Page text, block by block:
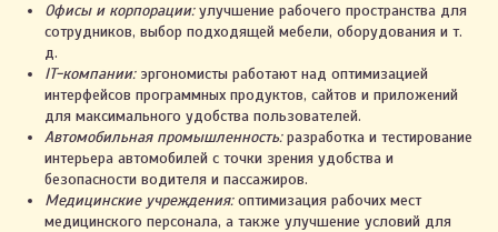
Офисы и корпорации:улучшение рабочего пространства для
сотрудников, выбор подходящей мебели, оборудования и т.
д.
IT-компании:эргономисты работают над оптимизацией
интерфейсов программных продуктов, сайтов и приложений
для максимального удобства пользователей.
Автомобильная промышленность:разработка и тестирование
интерьера автомобилей с точки зрения удобства и
безопасности водителя и пассажиров.
Медицинские учреждения:оптимизация рабочих мест
медицинского персонала, а также улучшение условий для